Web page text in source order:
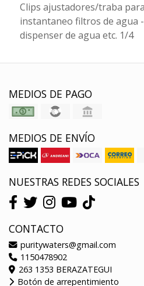
Clips ajustadores/traba
instantaneo filtros de agua
dispenser de agua etc. 1/4
MEDIOS DE PAGO
MEDIOS DE ENVÍO
NUESTRAS REDES SOCIALES
CONTACTO
puritywaters@gmail.com
1150478902
263 1353 BERAZATEGUI
Botón de arrepentimiento